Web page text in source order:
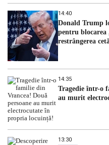
14:40
Donald Trump
pentru blocarea
restrângerea
14:35
Tragedie într-o
au murit
13:30